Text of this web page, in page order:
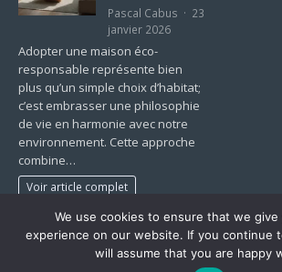
Pascal Cabus
23
janvier 2026
Adopter une maison éco-
responsable représente bien
plus qu’un simple choix d’habitat;
c’est embrasser une philosophie
de vie en harmonie avec notre
environnement. Cette approche
combine…
Voir article complet
1 2 … 43 »
We use cookies to ensure that we
experience on our website. If you continue
will assume that you are happy